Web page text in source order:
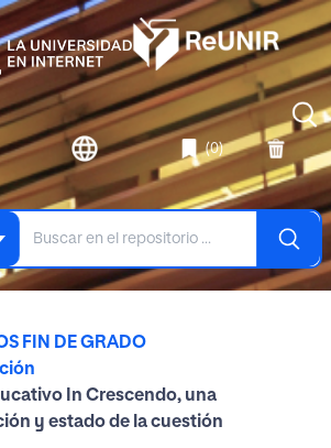
(0)
FIN DE GRADO
In Crescendo, una
y estado de la cuestión